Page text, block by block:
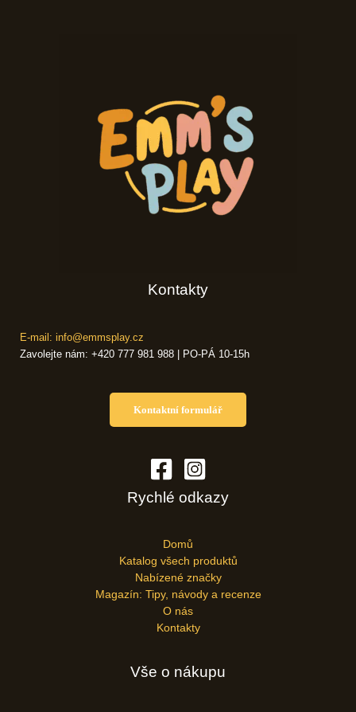
Kontakty
E-mail: info@emmsplay.cz
Zavolejte nám: +420 777 981 988 | PO-PÁ 10-15h
Kontaktní formulář
Rychlé odkazy
Domů
Katalog všech produktů
Nabízené značky
Magazín: Tipy, návody a recenze
O nás
Kontakty
Vše o nákupu